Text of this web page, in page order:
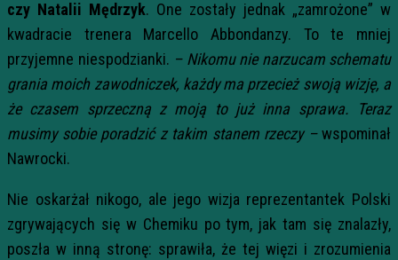
czy Natalii Mędrzyk. One zostały jednak „zamrożone” w
kwadracie trenera Marcello Abbondanzy. To te mniej
przyjemne niespodzianki. – Nikomu nie narzucam schematu
grania moich zawodniczek, każdy ma przecież swoją wizję, a
że czasem sprzeczną z moją to już inna sprawa. Teraz
musimy sobie poradzić z takim stanem rzeczy –wspominał
Nawrocki.
Nie oskarżał nikogo, ale jego wizja reprezentantek Polski
zgrywających się w Chemiku po tym, jak tam się znalazły,
poszła w inną stronę: sprawiła, że tej więzi i zrozumienia